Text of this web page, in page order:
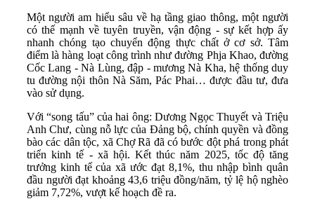
Một người am hiểu sâu về hạ tầng giao thông, một người
có thế mạnh về tuyên truyền, vận động - sự kết hợp ấy
nhanh chóng tạo chuyển động thực chất ở cơ sở. Tâm
điểm là hàng loạt công trình như đường Phja Khao, đường
Cốc Lang - Nà Lùng, đập - mương Nà Kha, hệ thống duy
tu đường nội thôn Nà Săm, Pác Phai… được đầu tư, đưa
vào sử dụng.
Với “song tấu” của hai ông: Dương Ngọc Thuyết và Triệu
Anh Chư, cùng nỗ lực của Đảng bộ, chính quyền và đồng
bào các dân tộc, xã Chợ Rã đã có bước đột phá trong phát
triển kinh tế - xã hội. Kết thúc năm 2025, tốc độ tăng
trưởng kinh tế của xã ước đạt 8,1%, thu nhập bình quân
đầu người đạt khoảng 43,6 triệu đồng/năm, tỷ lệ hộ nghèo
giảm 7,72%, vượt kế hoạch đề ra.